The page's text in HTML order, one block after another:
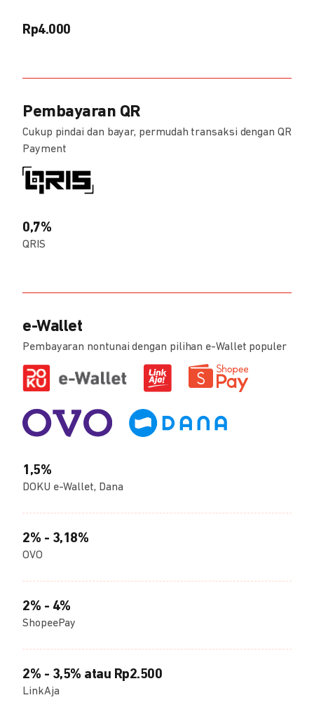
Rp4.000
Pembayaran QR
Cukup pindai dan bayar, permudah transaksi dengan QR
Payment
0,7%
QRIS
e-Wallet
Pembayaran nontunai dengan pilihan e-Wallet populer
1,5%
DOKU e-Wallet, Dana
2% - 3,18%
OVO
2% - 4%
ShopeePay
2% - 3,5% atau Rp2.500
LinkAja